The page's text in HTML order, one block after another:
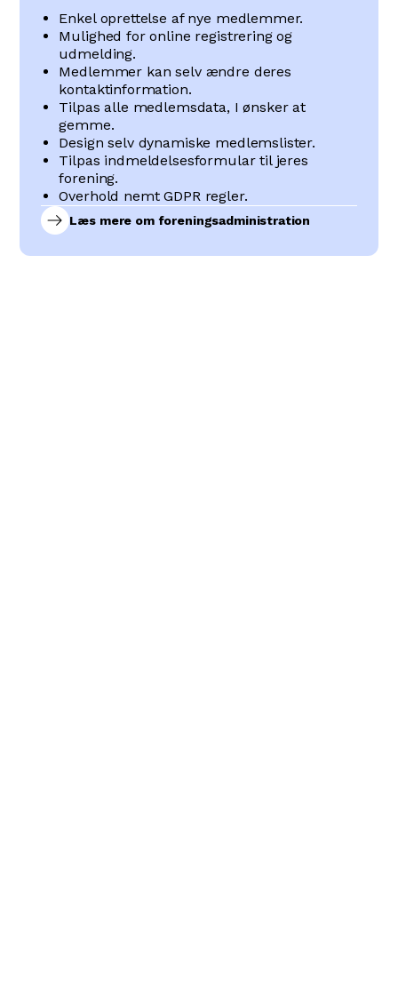
Enkel oprettelse af nye medlemmer.
Mulighed for online registrering og
udmelding.
Medlemmer kan selv ændre deres
kontaktinformation.
Tilpas alle medlemsdata, I ønsker at
gemme.
Design selv dynamiske medlemslister.
Tilpas indmeldelsesformular til jeres
forening.
Overhold nemt GDPR regler.
Læs mere om foreningsadministration